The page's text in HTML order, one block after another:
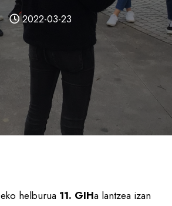
2022-03-23
helburua 11. GIHa lantzea izan